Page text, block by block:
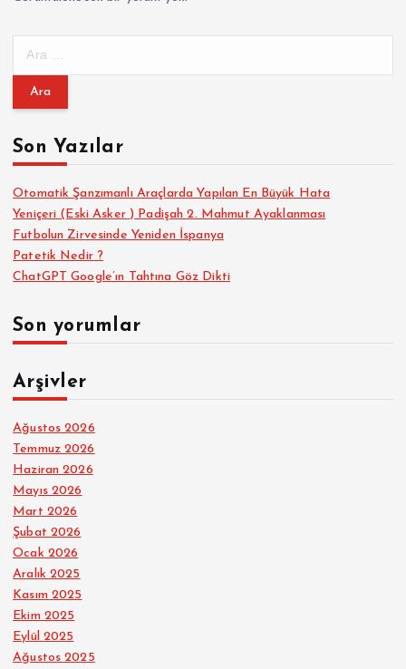
m
:Son Yazılar
Otomatik Şanzımanlı Araçlarda Yapılan En Büyük Hata
Yeniçeri (Eski Asker ) Padişah 2. Mahmut Ayaklanması
Futbolun Zirvesinde Yeniden İspanya
Patetik Nedir ?
ChatGPT Google’ın Tahtına Göz Dikti
Son yorumlar
Arşivler
Ağustos 2026
Temmuz 2026
Haziran 2026
Mayıs 2026
Mart 2026
Şubat 2026
Ocak 2026
Aralık 2025
Kasım 2025
Ekim 2025
Eylül 2025
Ağustos 2025